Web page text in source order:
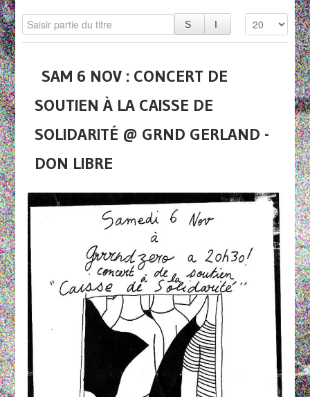
SAM 6 NOV : CONCERT DE
SOUTIEN À LA CAISSE DE
SOLIDARITÉ @ GRND GERLAND -
DON LIBRE